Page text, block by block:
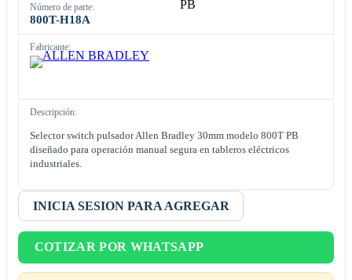
Número de parte:
800T-H18A
Fabricante:
Descripción:
Selector switch pulsador Allen Bradley 30mm modelo 800T PB
diseñado para operación manual segura en tableros eléctricos
industriales.
INICIA SESION PARA AGREGAR
COTIZAR POR WHATSAPP